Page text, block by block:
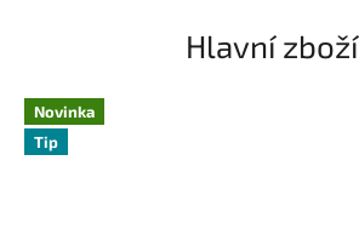
Hlavní zboží
Novinka
Tip